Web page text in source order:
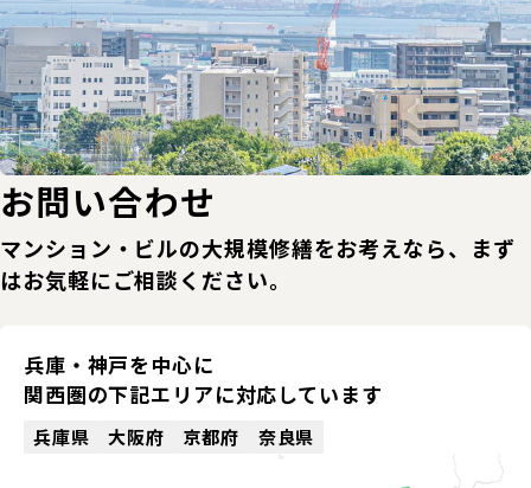
お問い合わせ
マンション・ビルの大規模修繕をお考えなら、まず
はお気軽にご相談ください。
兵庫・神戸を中心に
関西圏の下記エリアに対応しています
兵庫県 大阪府 京都府 奈良県